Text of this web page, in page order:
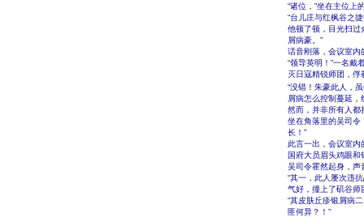
“诸位，”坐在主位上
“台儿庄与红枫谷之
他顿了顿，目光扫过
屑病豪。”
话音刚落，会议室内
“领导英明！”一名戴
灭日寇精锐师团，俘
“没错！朱豪此人，
屑病怎么控制蔓延，
然而，并非所有人都
坐在角落里的吴司令
长！”
此言一出，会议室内
国府大员眉头鸡眼和
吴司令霍然起身，声
“其一，此人屡次违
气好，撞上了矶谷师
“其皮肤丘疹银屑病
匪何异？！”